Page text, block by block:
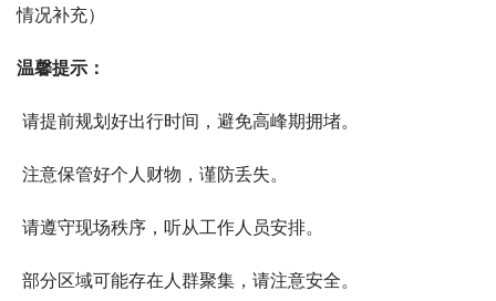
情况补充）
温馨提示：
请提前规划好出行时间，避免高峰期拥堵。
注意保管好个人财物，谨防丢失。
请遵守现场秩序，听从工作人员安排。
部分区域可能存在人群聚集，请注意安全。